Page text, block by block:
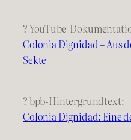
? YouTube-
Colonia Dignidad – Aus
Sekte
? bpb-Hintergrundtext:
Colonia Dignidad: Eine